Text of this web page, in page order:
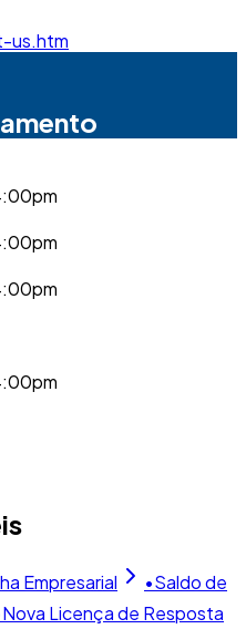
us.htm
Empresarial •Saldo de
Nova Licença de Resposta